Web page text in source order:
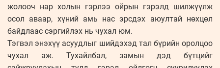
жолооч нар холын гэрлээ ойрын гэрэлд шилжүүлж
осол аваар, хүний амь нас эрсдэх аюултай нөхцөл
байдлаас сэргийлэх нь чухал юм.
Тэгвэл энэхүү асуудлыг шийдэхэд тал бүрийн оролцоо
чухал аж. Тухайлбал, замын дэд бүтцийг